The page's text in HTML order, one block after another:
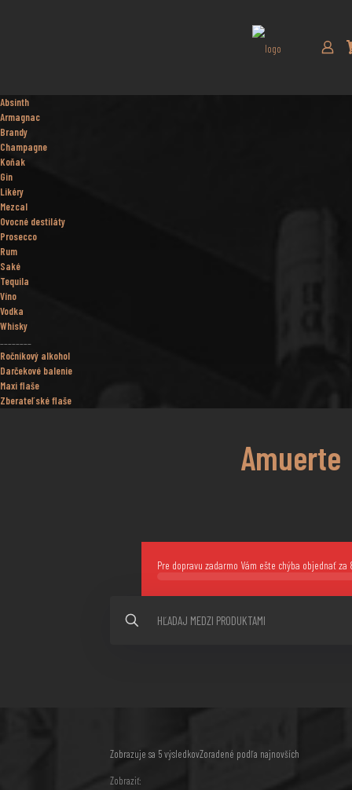
Absinth
Armagnac
Brandy
Champagne
Koňak
Gin
Likéry
Mezcal
Ovocné destiláty
Prosecco
Rum
Saké
Tequila
Víno
Vodka
Whisky
Ročníkový alkohol
Darčekové balenie
Maxi flaše
Zberateľské flaše
Amuerte
Pre dopravu zadarmo Vám ešte chýba objednať za
Zobrazuje sa 5 výsledkovZoradené podľa najnovších
Zobraziť: